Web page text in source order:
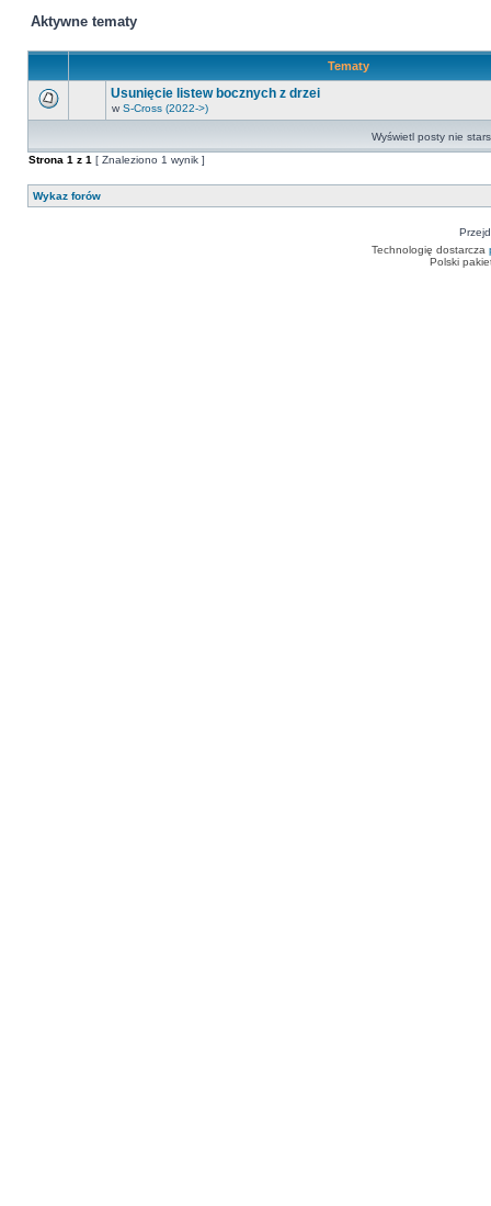
Aktywne tematy
Tematy
nie
ma
nieprzeczytanych
postów.
Usunięcie listew bocznych z drzei
w S-Cross (2022->)
Wyświetl posty nie
Strona 1 z 1 [ Znaleziono 1 wynik ]
Wykaz forów
Technologię dostarcza
Polski